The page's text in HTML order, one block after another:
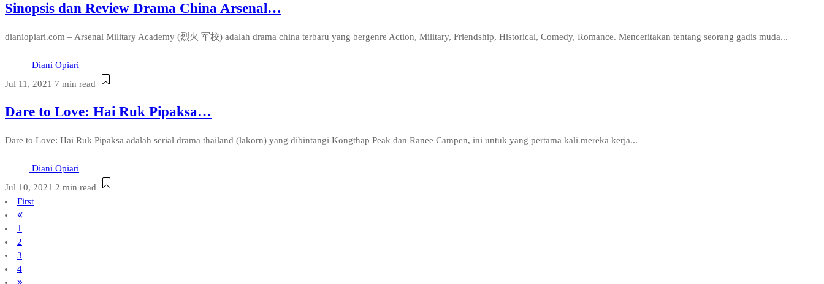
Sinopsis dan Review Drama China Arsenal…
dianiopiari.com – Arsenal Military Academy (烈火 军校) adalah drama china terbaru yang bergenre Action, Military, Friendship, Historical, Comedy, Romance. Menceritakan tentang seorang gadis muda...
Diani Opiari
Jul 11, 2021 7 min read
Dare to Love: Hai Ruk Pipaksa…
Dare to Love: Hai Ruk Pipaksa adalah serial drama thailand (lakorn) yang dibintangi Kongthap Peak dan Ranee Campen, ini untuk yang pertama kali mereka kerja...
Diani Opiari
Jul 10, 2021 2 min read
First
1
2
3
4